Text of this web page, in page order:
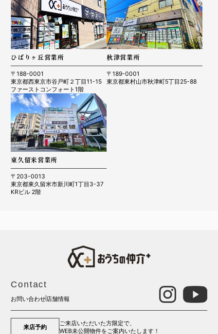
ひばりヶ丘営業所
〒188-0001
東京都西東京市谷戸町２丁目11-15
ファーストコンフォート1階
秋津営業所
〒189-0001
東京都東村山市秋津町5丁目25-88
東久留米営業所
〒203-0013
東京都東久留米市新川町1丁目3-37
KRビル 2階
Contact
お問い合わせ店舗情報
来店予約
ご来店いただいた方限定で、
WEB未公開物件をご案内いたします！